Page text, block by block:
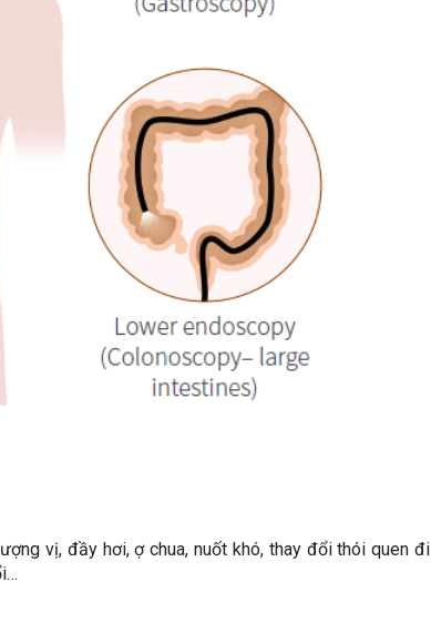
vị, đầy hơi, ợ chua, nuốt khó, thay đổi thói quen đi